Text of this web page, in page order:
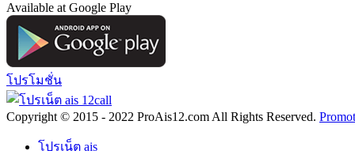
Available at Google Play
โปรโมชั่น
Copyright © 2015 - 2022 ProAis12.com All Rights Reserved.
โปรเน็ต ais